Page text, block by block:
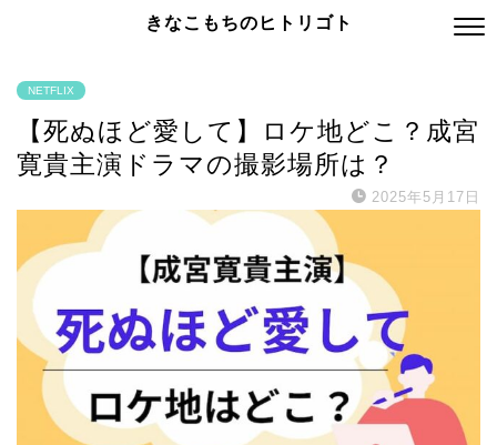
きなこもちのヒトリゴト
NETFLIX
【死ぬほど愛して】ロケ地どこ？成宮
寛貴主演ドラマの撮影場所は？
2025年5月17日